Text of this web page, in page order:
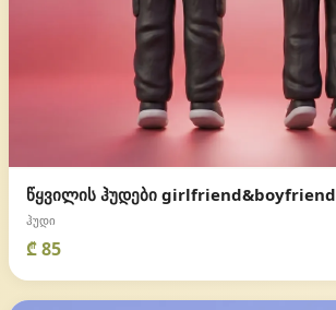
წყვილის ჰუდები girlfriend&boyfriend
ჰუდი
₾ 85